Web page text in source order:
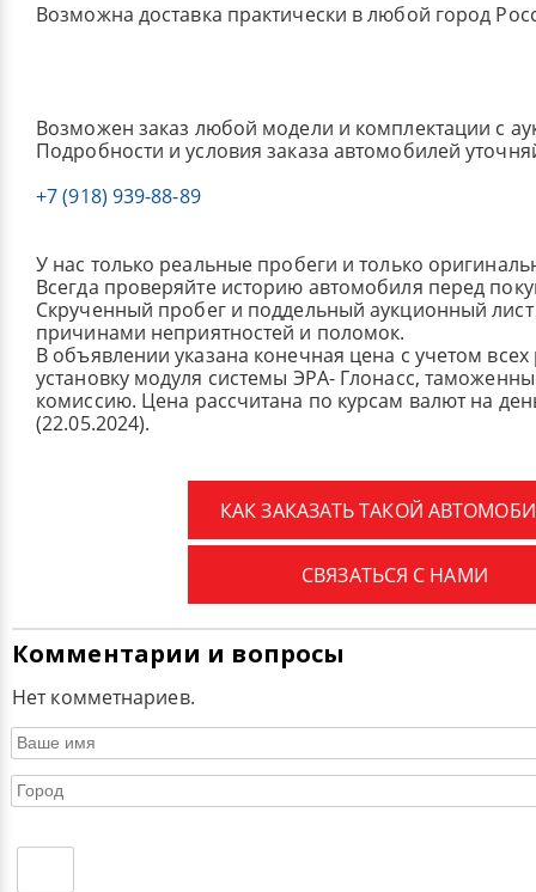
Возможна доставка практически в любой город
Возможен заказ любой модели и комплектации с
Подробности и условия заказа автомобилей
+7 (918) 939-88-89
У нас только реальные пробеги и только
Всегда проверяйте историю автомобиля перед
Скрученный пробег и поддельный аукционный лист
причинами неприятностей и поломок.
В объявлении указана конечная цена с учетом
установку модуля системы ЭРА- Глонасс,
комиссию. Цена рассчитана по курсам валют на
(22.05.2024).
КАК ЗАКАЗАТЬ ТАКОЙ
СВЯЗАТЬСЯ С НАМИ
Комментарии и вопросы
Нет комметнариев.